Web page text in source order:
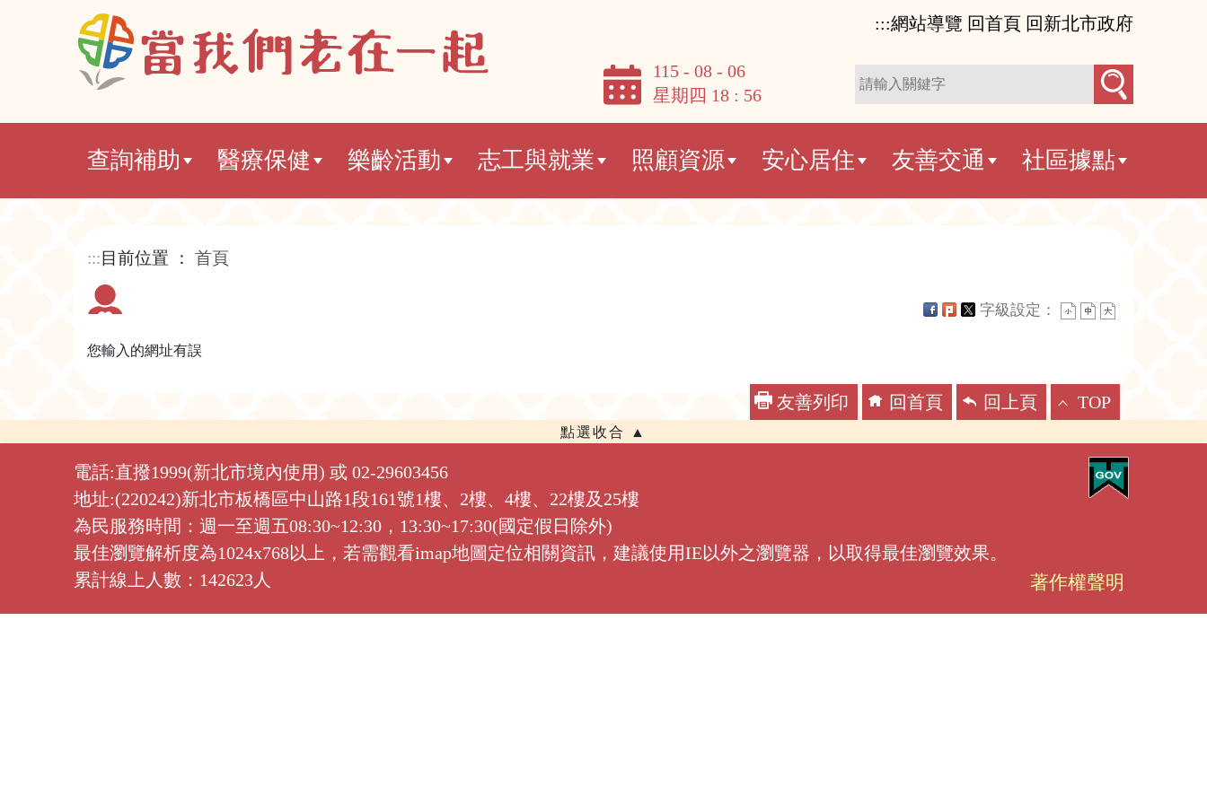
:::網站導覽 回首頁 回新北市政府
115 - 08 - 06
星期四 18 : 56
查詢補助 醫療保健 樂齡活動 志工與就業 照顧資源 安心居住 友善交通 社區據點
::: 目前位置 ： 首頁
字級設定：
您輸入的網址有誤
友善列印 回首頁 回上頁 TOP
著作權聲明
電話:直撥1999(新北市境內使用) 或 02-29603456
地址:(220242)新北市板橋區中山路1段161號1樓、2樓、4樓、22樓及25樓
為民服務時間：週一至週五08:30~12:30，13:30~17:30(國定假日除外)
最佳瀏覽解析度為1024x768以上，若需觀看imap地圖定位相關資訊，建議使用IE以外之瀏覽器，以取得最佳瀏覽效果。
累計線上人數：142623人